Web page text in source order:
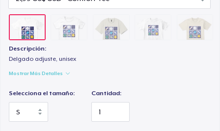
Descripción:
Delgado adjuste, unisex
Mostrar Más Detalles
Selecciona el tamaño: Cantidad: